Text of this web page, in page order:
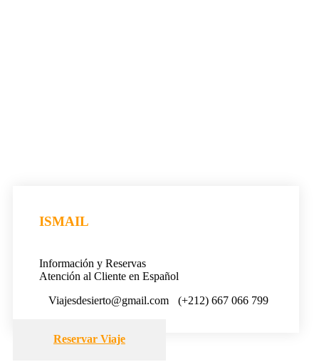
ISMAIL
Información y Reservas
Atención al Cliente en Español
Viajesdesierto@gmail.com
(+212) 667 066 799
Reservar Viaje